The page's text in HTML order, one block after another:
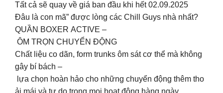
Tất cả sẽ quay về giá ban đầu khi hết 02.09.2025
Đâu là con mã” được lòng các Chill Guys nhà nhất?
QUẦN BOXER ACTIVE –
ÔM TRỌN CHUYỂN ĐỘNG
Chất liệu co dãn, form trunks ôm sát cơ thể mà không
gây bí bách –
lựa chọn hoàn hảo cho những chuyển động thêm tho